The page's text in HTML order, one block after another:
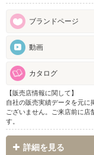
ブランドページ
動画
カタログ
【販売店情報に関して】
自社の販売実績データを元に
ございません。ご来店前に店
す。
詳細を見る